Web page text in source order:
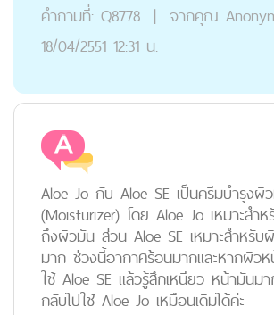
คำถามที่: Q8778 | จากคุณ
18/04/2551 12:31 น.
Aloe Jo กับ Aloe SE เป็นครีมบำรุงผิ
(Moisturizer) โดย Aloe Jo เหมาะสำ
ถึงผิวมัน ส่วน Aloe SE เหมาะสำหรับ
มาก ช่วงนี้อากาศร้อนมากและหากผิวห
ใช้ Aloe SE แล้วรู้สึกเหนียว หน้ามันม
กลับไปใช้ Aloe Jo เหมือนเดิมได้ค่ะ